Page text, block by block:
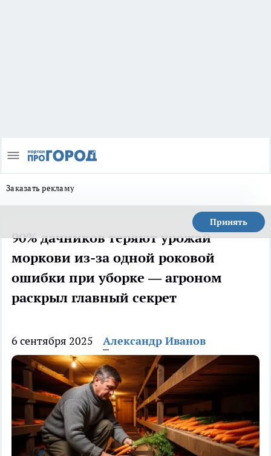
Заказать рекламу
Принять
90% дачников теряют урожай
моркови из-за одной роковой
ошибки при уборке — агроном
раскрыл главный секрет
6 сентября 2025 Александр Иванов